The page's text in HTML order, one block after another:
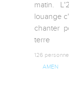
matin.
louange
chanter
terre
126
AMEN